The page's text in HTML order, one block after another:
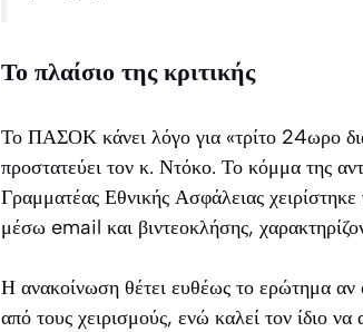
Το πλαίσιο της κριτικής
Το ΠΑΣΟΚ κάνει λόγο για «τρίτο 24ωρο
προστατεύει τον κ. Ντόκο. Το κόμμα της
Γραμματέας Εθνικής Ασφάλειας
μέσω email και βιντεοκλήσης,
Η ανακοίνωση θέτει ευθέως το ερώτημα
από τους χειρισμούς, ενώ καλεί τον ίδιο